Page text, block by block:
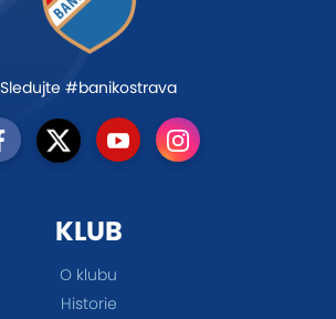
Sledujte #banikostrava
KLUB
O klubu
Historie